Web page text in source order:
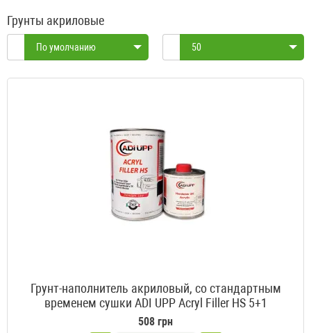
Грунты акриловые
По умолчанию 50
Грунт-наполнитель акриловый, со стандартным
временем сушки ADI UPP Acryl Filler HS 5+1
508 грн